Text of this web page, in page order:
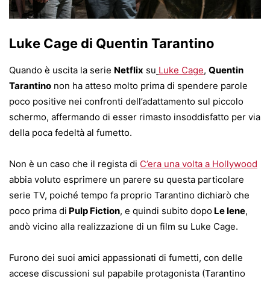
Luke Cage di Quentin Tarantino
Quando è uscita la serie Netflix su Luke Cage, Quentin
Tarantino non ha atteso molto prima di spendere parole
poco positive nei confronti dell’adattamento sul piccolo
schermo, affermando di esser rimasto insoddisfatto per via
della poca fedeltà al fumetto.
Non è un caso che il regista di C’era una volta a Hollywood
abbia voluto esprimere un parere su questa particolare
serie TV, poiché tempo fa proprio Tarantino dichiarò che
poco prima di Pulp Fiction, e quindi subito dopo Le Iene,
andò vicino alla realizzazione di un film su Luke Cage.
Furono dei suoi amici appassionati di fumetti, con delle
accese discussioni sul papabile protagonista (Tarantino